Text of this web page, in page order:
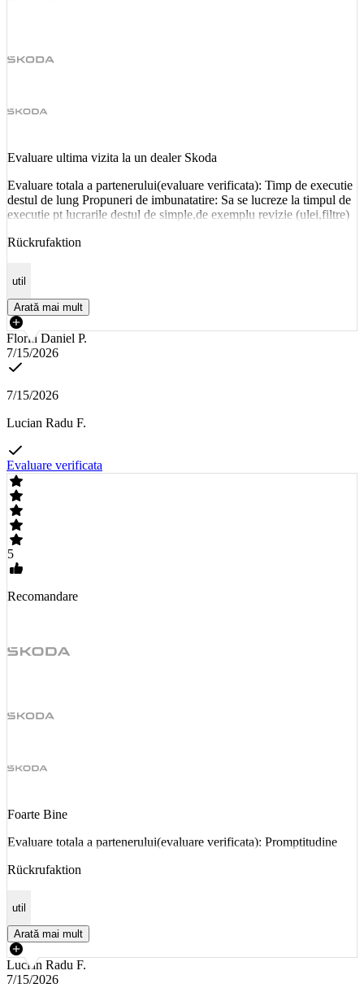
Evaluare ultima vizita la un dealer Skoda
Evaluare totala a partenerului(evaluare verificata): Timp de executie
destul de lung Propuneri de imbunatatire: Sa se lucreze la timpul de
executie pt lucrarile destul de simple,de exemplu revizie (ulei,filtre)
Rückrufaktion
util
Arată mai mult
Florin Daniel P.
7/15/2026
7/15/2026
Lucian Radu F.
Evaluare verificata
5
Recomandare
Foarte Bine
Evaluare totala a partenerului(evaluare verificata): Promptitudine
Rückrufaktion
util
Arată mai mult
Lucian Radu F.
7/15/2026